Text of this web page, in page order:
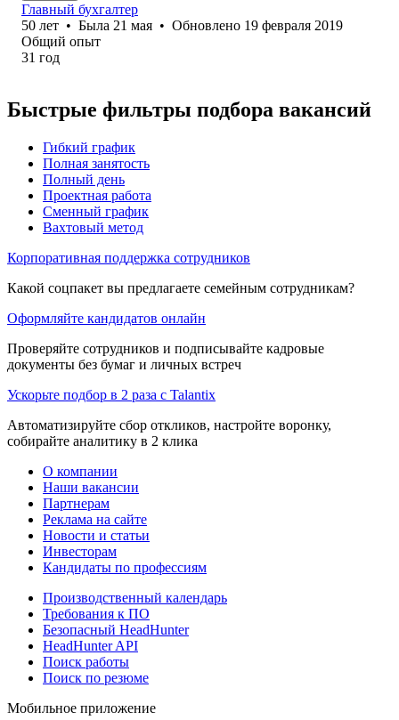
Главный бухгалтер
50 лет • Была 21 мая • Обновлено 19 февраля 2019
Общий опыт
31 год
Быстрые фильтры подбора вакансий
Гибкий график
Полная занятость
Полный день
Проектная работа
Сменный график
Вахтовый метод
Корпоративная поддержка сотрудников
Какой соцпакет вы предлагаете семейным сотрудникам?
Оформляйте кандидатов онлайн
Проверяйте сотрудников и подписывайте кадровые
документы без бумаг и личных встреч
Ускорьте подбор в 2 раза с Talantix
Автоматизируйте сбор откликов, настройте воронку,
собирайте аналитику в 2 клика
О компании
Наши вакансии
Партнерам
Реклама на сайте
Новости и статьи
Инвесторам
Кандидаты по профессиям
Производственный календарь
Требования к ПО
Безопасный HeadHunter
HeadHunter API
Поиск работы
Поиск по резюме
Мобильное приложение